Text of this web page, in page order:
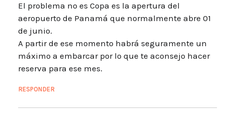
El problema no es Copa es la apertura del
aeropuerto de Panamá que normalmente abre 01
de junio.
A partir de ese momento habrá seguramente un
máximo a embarcar por lo que te aconsejo hacer
reserva para ese mes.
RESPONDER